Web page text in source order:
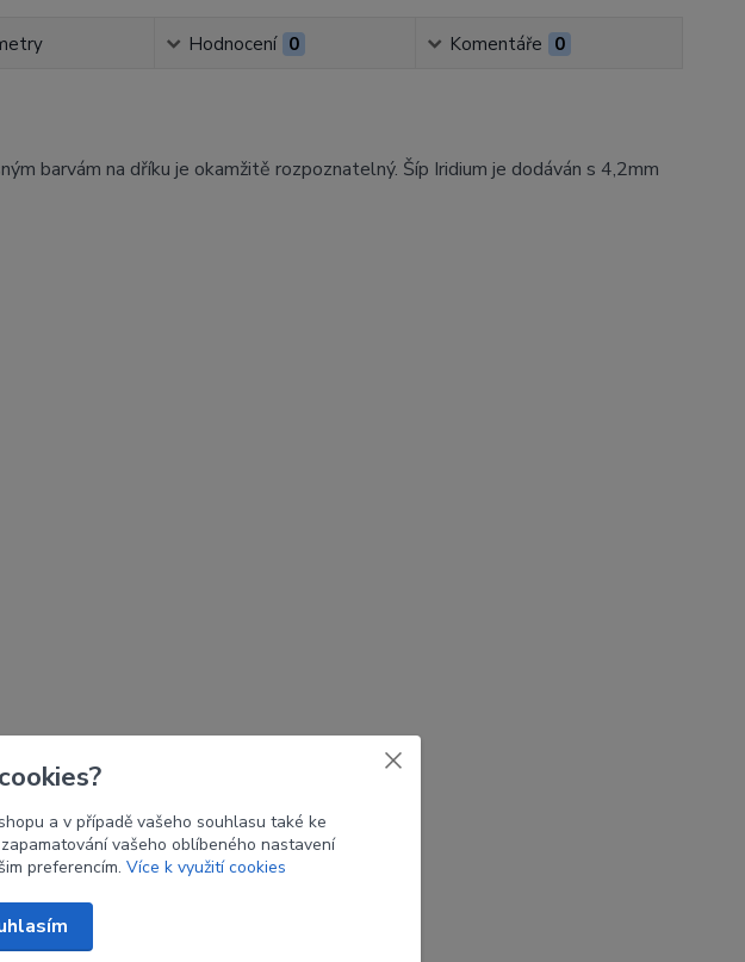
Hodnocení 0 Komentáře 0
barvám na dříku je okamžitě rozpoznatelný. Šíp Iridium je dodáván s 4,2mm
X
a v případě vašeho souhlasu také ke
vašeho oblíbeného nastavení
preferencím. Více k využití cookies